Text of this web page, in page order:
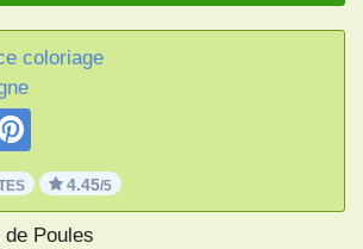
coloriage
4.45/5
Poules